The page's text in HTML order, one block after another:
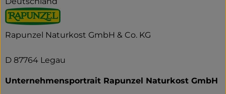
Rapunzel Naturkost GmbH & Co. KG
D 87764 Legau
Unternehmensportrait Rapunzel Naturkost GmbH